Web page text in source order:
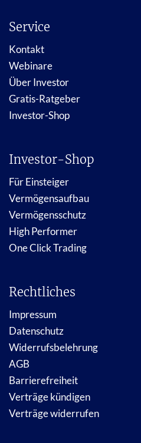
Service
Kontakt
Webinare
Über Investor
Gratis-Ratgeber
Investor-Shop
Investor-Shop
Für Einsteiger
Vermögensaufbau
Vermögensschutz
High Performer
One Click Trading
Rechtliches
Impressum
Datenschutz
Widerrufsbelehrung
AGB
Barrierefreiheit
Verträge kündigen
Verträge widerrufen